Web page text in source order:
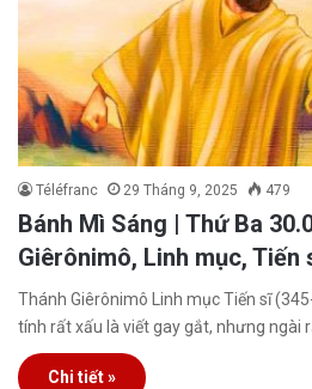
Téléfranc 29 Tháng 9, 2025 479
Bánh Mì Sáng | Thứ Ba
Giêrônimô, Linh mục, Tiến
Thánh Giêrônimô Linh mục Tiến sĩ
tính rất xấu là viết gay gắt, nhưng ngài
Chi tiết »